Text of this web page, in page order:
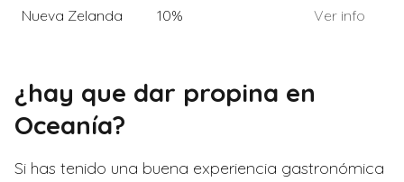
Nueva Zelanda
10% Ver info
¿hay que dar propina en
Oceanía?
Si has tenido una buena experiencia gastronómica